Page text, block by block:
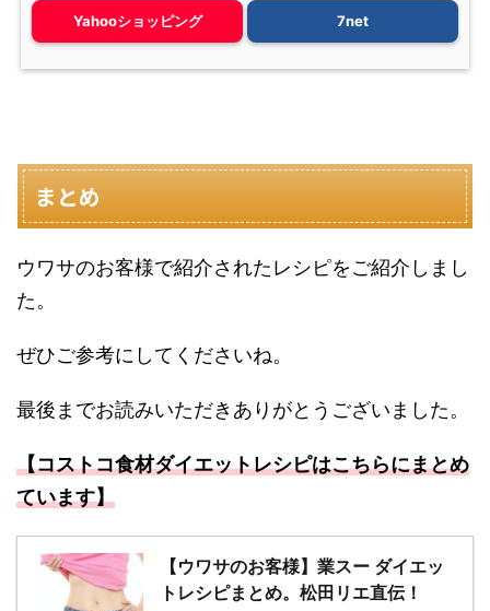
Yahooショッピング 7net
まとめ
ウワサのお客様で紹介されたレシピをご紹介しまし
た。
ぜひご参考にしてくださいね。
最後までお読みいただきありがとうございました。
【コストコ食材ダイエットレシピはこちらにまとめ
ています】
【ウワサのお客様】業スー ダイエッ
トレシピまとめ。松田リエ直伝！